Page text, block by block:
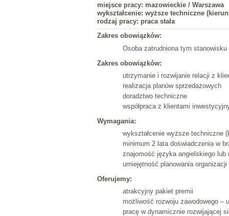
miejsce pracy: mazowieckie / Warszawa
wykształcenie: wyższe techniczne
rodzaj pracy: praca stała
Zakres obowiązków:
Osoba zatrudniona tym
Zakres obowiązków:
utrzymanie i rozwijanie relacji z
realizacja planów sprzedażowych
doradztwo techniczne
współpraca z klientami
Wymagania:
wykształcenie wyższe techniczne
minimum 2 lata doświadczenia w
znajomość języka angielskiego
umiejętność planowania organizacji
Oferujemy:
atrakcyjny pakiet premii
możliwość rozwoju zawodowego –
pracę w dynamicznie rozwijającej